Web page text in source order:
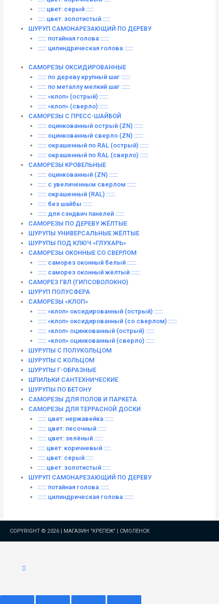
::::: цвет: серый :::::
::::: цвет: золотистый :::::
ШУРУП САМОНАРЕЗАЮЩИЙ ПО ДЕРЕВУ
:::::: потайная голова ::::::
:::::: цилиндрическая голова ::::::
САМОРЕЗЫ ОКСИДИРОВАННЫЕ
:::::: по дереву крупный шаг ::::::
:::::: по металлу мелкий шаг ::::::
:::::: «клоп» (острый) ::::::
:::::: «клоп» (сверло) ::::::
САМОРЕЗЫ С ПРЕСС-ШАЙБОЙ
:::::: оцинкованный острый (ZN) ::::::
:::::: оцинкованный сверло (ZN) ::::::
:::::: окрашенный по RAL (острый) ::::::
:::::: окрашенный по RAL (сверло) ::::::
САМОРЕЗЫ КРОВЕЛЬНЫЕ
:::::: оцинкованный (ZN) ::::::
:::::: с увеличенным сверлом ::::::
:::::: окрашенный (RAL) ::::::
:::::: без шайбы ::::::
:::::: для сэндвич панелей ::::::
САМОРЕЗЫ ПО ДЕРЕВУ ЖЁЛТЫЕ
ШУРУПЫ УНИВЕРСАЛЬНЫЕ ЖЁЛТЫЕ
ШУРУПЫ ПОД КЛЮЧ «ГЛУХАРЬ»
САМОРЕЗЫ ОКОННЫЕ СО СВЕРЛОМ
:::::: саморез оконный белый ::::::
:::::: саморез оконный жёлтый ::::::
САМОРЕЗ ГВЛ (ГИПСОВОЛОКНО)
ШУРУП ПОЛУСФЕРА
САМОРЕЗЫ «КЛОП»
:::::: «клоп» оксидированный (острый) ::::::
:::::: «клоп» оксидированный (со сверлом) ::::::
:::::: «клоп» оцинкованный (острый) ::::::
:::::: «клоп» оцинкованный (сверло) ::::::
ШУРУПЫ С ПОЛУКОЛЬЦОМ
ШУРУПЫ С КОЛЬЦОМ
ШУРУПЫ Г-ОБРАЗНЫЕ
ШПИЛЬКИ САНТЕХНИЧЕСКИЕ
ШУРУПЫ ПО БЕТОНУ
САМОРЕЗЫ ДЛЯ ПОЛОВ И ПАРКЕТА
САМОРЕЗЫ ДЛЯ ТЕРРАСНОЙ ДОСКИ
:::::: цвет: нержавейка ::::::
:::::: цвет: песочный ::::::
:::::: цвет: зелёный ::::::
::::: цвет: коричневый :::::
::::: цвет: серый :::::
::::: цвет: золотистый :::::
ШУРУП САМОНАРЕЗАЮЩИЙ ПО ДЕРЕВУ
:::::: потайная голова ::::::
:::::: цилиндрическая голова ::::::
COPYRIGHT © 2026 | МАГАЗИН "КРЕПЕЖ" | СМОЛЕНСК